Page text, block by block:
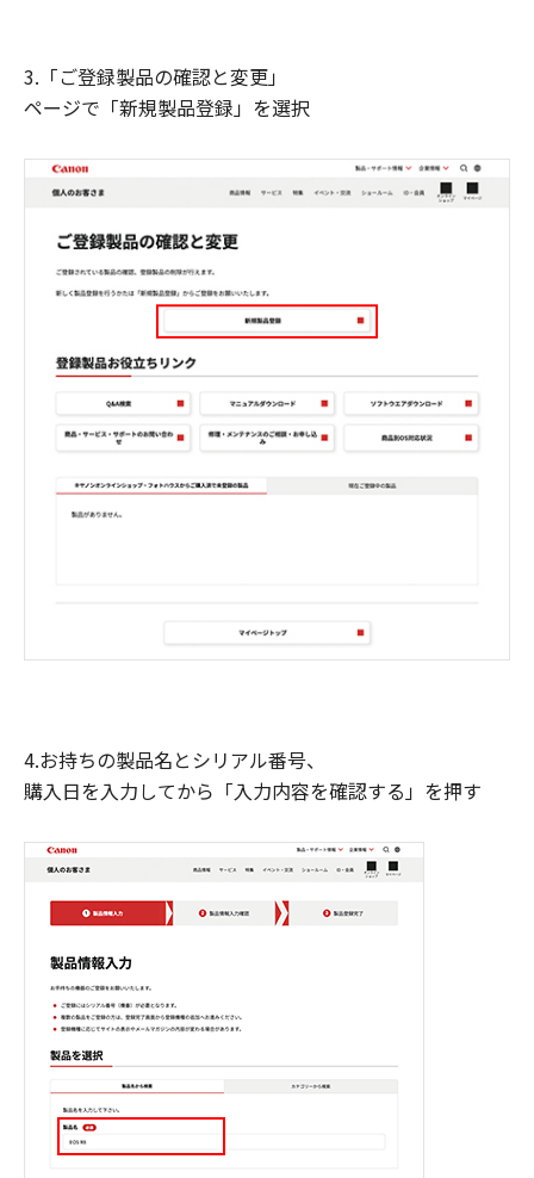
3.「ご登録製品の確認と変更」
ページで「新規製品登録」を選択
4.お持ちの製品名とシリアル番号、
購入日を入力してから「入力内容を確認する」を押す